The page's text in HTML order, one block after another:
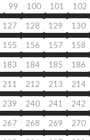
99 100 101 102
127 128 129 130
155 156 157 158
183 184 185 186
211 212 213 214
239 240 241 242
267 268 269 270